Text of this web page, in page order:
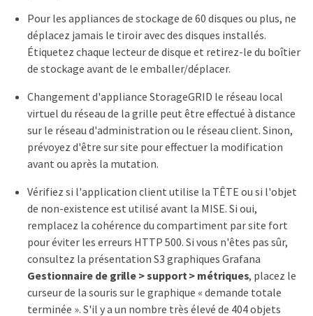
Pour les appliances de stockage de 60 disques ou plus, ne
déplacez jamais le tiroir avec des disques installés.
Étiquetez chaque lecteur de disque et retirez-le du boîtier
de stockage avant de le emballer/déplacer.
Changement d'appliance StorageGRID le réseau local
virtuel du réseau de la grille peut être effectué à distance
sur le réseau d'administration ou le réseau client. Sinon,
prévoyez d'être sur site pour effectuer la modification
avant ou après la mutation.
Vérifiez si l'application client utilise la TÊTE ou si l'objet
de non-existence est utilisé avant la MISE. Si oui,
remplacez la cohérence du compartiment par site fort
pour éviter les erreurs HTTP 500. Si vous n'êtes pas sûr,
consultez la présentation S3 graphiques Grafana
Gestionnaire de grille > support > métriques, placez le
curseur de la souris sur le graphique « demande totale
terminée ». S'il y a un nombre très élevé de 404 objets